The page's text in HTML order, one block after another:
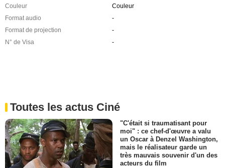
Couleur
Couleur
Format audio
-
Format de projection
-
N° de Visa
-
Toutes les actus Ciné
"C'était si traumatisant pour
moi" : ce chef-d'œuvre a valu
un Oscar à Denzel Washington,
mais le réalisateur garde un
très mauvais souvenir d'un des
acteurs du film